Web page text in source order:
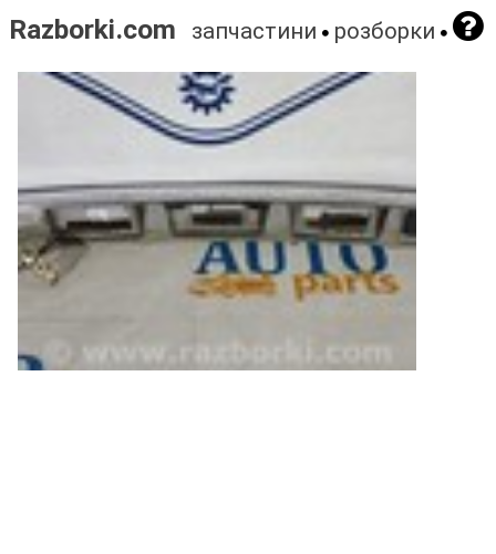
Razborki.com запчастини розборки